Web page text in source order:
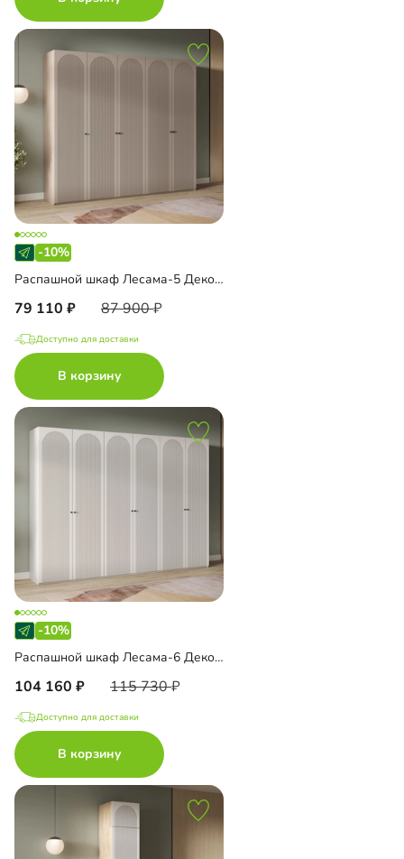
-10%
Распашной шкаф Лесама-5 Декор 1
79 110 87 900
Доступно для доставки
В корзину
-10%
Распашной шкаф Лесама-6 Декор 1
104 160 115 730
Доступно для доставки
В корзину